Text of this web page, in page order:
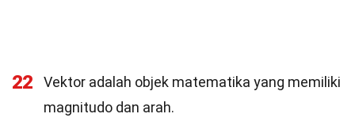
22
Vektor adalah objek matematika yang memiliki
magnitudo dan arah.